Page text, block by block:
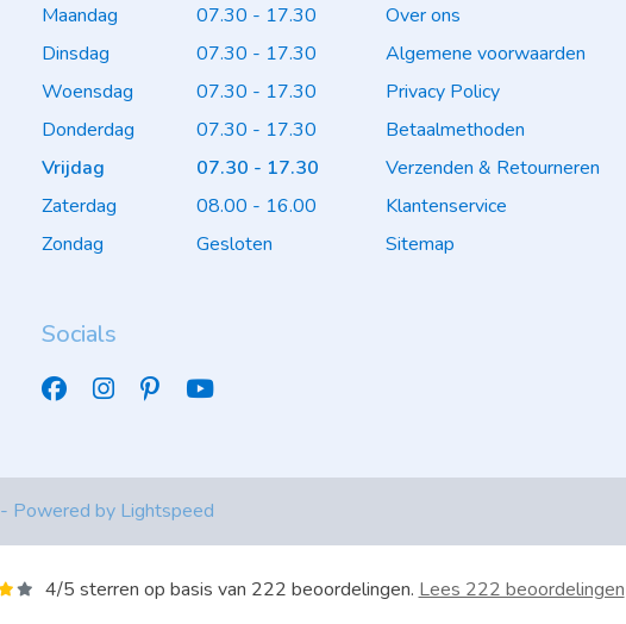
Maandag
07.30 - 17.30
Dinsdag
07.30 - 17.30
Woensdag
07.30 - 17.30
Donderdag
07.30 - 17.30
Vrijdag
07.30 - 17.30
Zaterdag
08.00 - 16.00
Zondag
Gesloten
Socials
Over ons
Algemene voorwaarden
Privacy Policy
Betaalmethoden
Verzenden & Retourneren
Klantenservice
Sitemap
- Powered by Lightspeed
4/5 sterren op basis van 222 beoordelingen.Lees 222 beoordelingen